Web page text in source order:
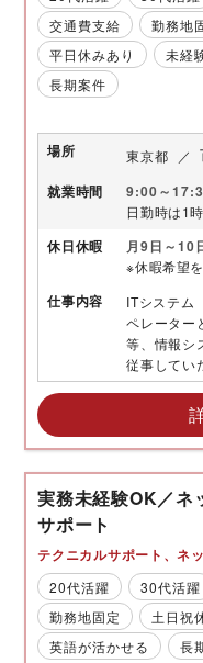
交通費支給
勤務地
平日休みあり
未経
長期案件
場所 東京都
就業時間 9:00～
日勤時は1
休日休暇 月9日～10
※休暇希望
仕事内容
ITシステム
ペレーター
等、情報シ
従事してい
実務未経験OK／ネ
サポート
テクニカルサポート ネ
20代活躍 30代活躍
勤務地固定
土日祝
英語が活かせる
長